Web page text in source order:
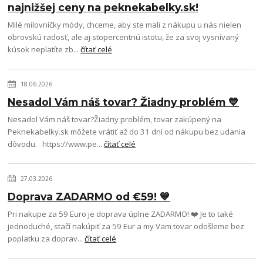
najnižšej ceny na peknekabelky.sk!
Milé milovníčky módy, chceme, aby ste mali z nákupu u nás nielen
obrovskú radosť, ale aj stopercentnú istotu, že za svoj vysnívaný
kúsok neplatíte zb...čítať celé
18.06.2026
Nesadol Vám náš tovar? Žiadny problém 💙
Nesadol Vám náš tovar?Žiadny problém, tovar zakúpený na
Peknekabelky.sk môžete vrátiť až do 31 dní od nákupu bez udania
dôvodu. https://www.pe...čítať celé
27.03.2026
Doprava ZADARMO od €59! 💙
Pri nakupe za 59 Euro je doprava úplne ZADARMO! ❤️ Je to také
jednoduché, stačí nakúpiť za 59 Eur a my Vam tovar odošleme bez
poplatku za doprav...čítať celé